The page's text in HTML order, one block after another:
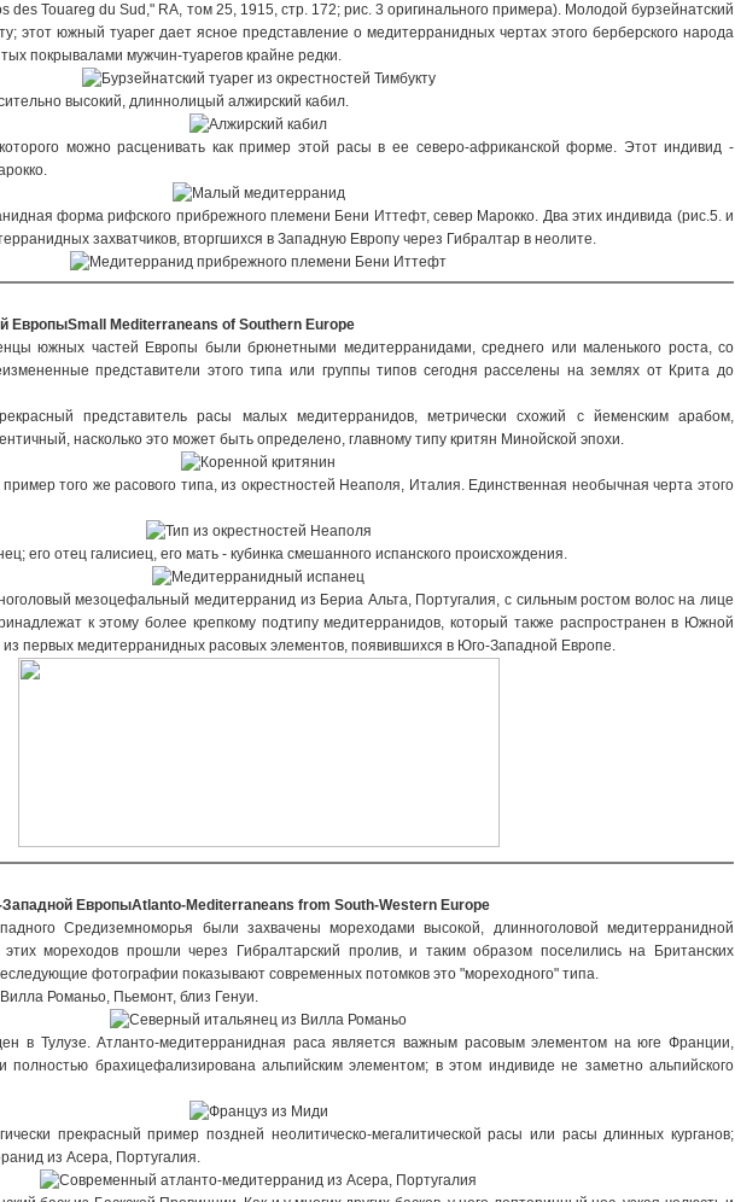
des Touareg du Sud," RA, том 25, 1915, стр. 172; рис. 3 оригинального примера). Молодой бурзейнатский
этот южный туарег дает ясное представление о медитерранидных чертах этого берберского народа
покрывалами мужчин-туарегов крайне редки.
высокий, длиннолицый алжирский кабил.
можно расценивать как пример этой расы в ее северо-африканской форме. Этот индивид -
форма рифского прибрежного племени Бени Иттефт, север Марокко. Два этих индивида (рис.5. и
захватчиков, вторгшихся в Западную Европу через Гибралтар в неолите.
ЕвропыSmall Mediterraneans of Southern Europe
южных частей Европы были брюнетными медитерранидами, среднего или маленького роста, со
представители этого типа или группы типов сегодня расселены на землях от Крита до
представитель расы малых медитерранидов, метрически схожий с йеменским арабом,
насколько это может быть определено, главному типу критян Минойской эпохи.
того же расового типа, из окрестностей Неаполя, Италия. Единственная необычная черта этого
его отец галисиец, его мать - кубинка смешанного испанского происхождения.
мезоцефальный медитерранид из Бериа Альта, Португалия, с сильным ростом волос на лице
к этому более крепкому подтипу медитерранидов, который также распространен в Южной
первых медитерранидных расовых элементов, появившихся в Юго-Западной Европе.
ЕвропыAtlanto-Mediterraneans from South-Western Europe
Средиземноморья были захвачены мореходами высокой, длинноголовой медитерранидной
мореходов прошли через Гибралтарский пролив, и таким образом поселились на Британских
фотографии показывают современных потомков это "мореходного" типа.
Романьо, Пьемонт, близ Генуи.
в Тулузе. Атланто-медитерранидная раса является важным расовым элементом на юге Франции,
полностью брахицефализирована альпийским элементом; в этом индивиде не заметно альпийского
прекрасный пример поздней неолитическо-мегалитической расы или расы длинных курганов;
из Асера, Португалия.